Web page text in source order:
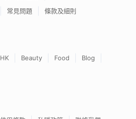
常見問題 條款及細則
HK Beauty Food
Blog